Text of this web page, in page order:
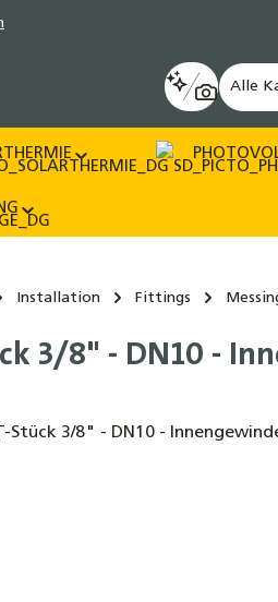
springen
Alle
Installation Fittings
3/8" - DN10 -